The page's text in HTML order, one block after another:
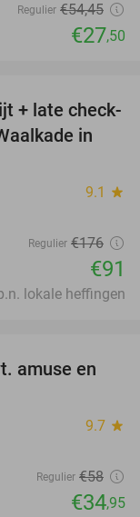
Regulier €54,45
€27,50
48%
+ late check-
in
9.1 star
Regulier €176
€91
lokale heffingen
40%
amuse en
9.7 star
Regulier €58
€34,95